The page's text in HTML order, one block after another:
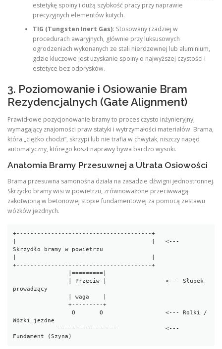
estetykę spoiny i dużą szybkość pracy przy naprawie
precyzyjnych elementów kutych.
TIG (Tungsten Inert Gas): Stosowany rzadziej w
procedurach awaryjnych, głównie przy luksusowych
ogrodzeniach wykonanych ze stali nierdzewnej lub aluminium,
gdzie kluczowe jest uzyskanie spoiny o najwyższej czystości i
estetyce bez odprysków.
3. Poziomowanie i Osiowanie Bram
Rezydencjalnych (Gate Alignment)
Prawidłowe pozycjonowanie bramy to proces czysto inżynieryjny,
wymagający znajomości praw statyki i wytrzymałości materiałów. Brama,
która „ciężko chodzi”, skrzypi lub nie trafia w chwytak, niszczy napęd
automatyczny, którego koszt naprawy bywa bardzo wysoki.
Anatomia Bramy Przesuwnej a Utrata Osiowości
Brama przesuwna samonośna działa na zasadzie dźwigni jednostronnej.
Skrzydło bramy wisi w powietrzu, zrównoważone przeciwwagą
zakotwioną w betonowej stopie fundamentowej za pomocą zestawu
wózków jezdnych.
+---------------------------------------+
|                                       |   <---
Skrzydło bramy w powietrzu
+---------------------------------------+
prowadzący
                +---------+
                 O       O                  <--- Rolki /
Wózki jezdne
             =================              <---